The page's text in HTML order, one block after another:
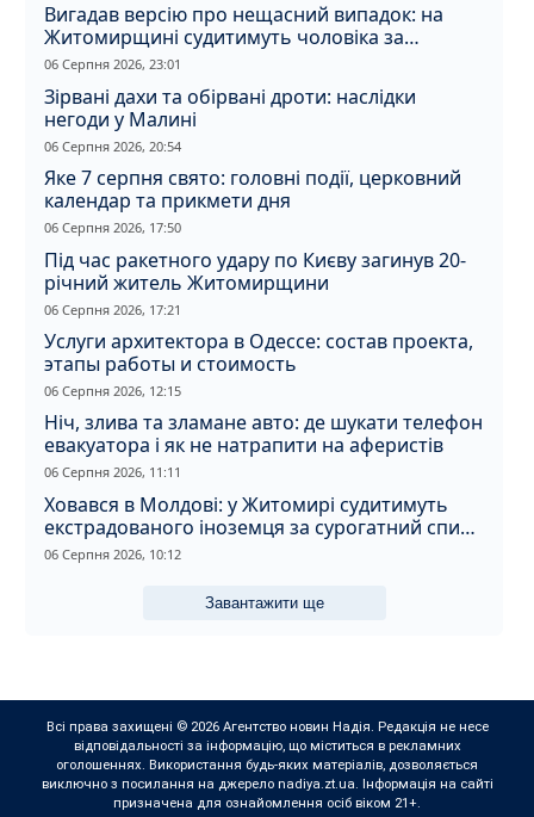
Вигадав версію про нещасний випадок: на
Житомирщині судитимуть чоловіка за
вбивство співмешканки
06 Серпня 2026, 23:01
Зірвані дахи та обірвані дроти: наслідки
негоди у Малині
06 Серпня 2026, 20:54
Яке 7 серпня свято: головні події, церковний
календар та прикмети дня
06 Серпня 2026, 17:50
Під час ракетного удару по Києву загинув 20-
річний житель Житомирщини
06 Серпня 2026, 17:21
Услуги архитектора в Одессе: состав проекта,
этапы работы и стоимость
06 Серпня 2026, 12:15
Ніч, злива та зламане авто: де шукати телефон
евакуатора і як не натрапити на аферистів
06 Серпня 2026, 11:11
Ховався в Молдові: у Житомирі судитимуть
екстрадованого іноземця за сурогатний спирт
і відмивання грошей
06 Серпня 2026, 10:12
Завантажити ще
Всі права захищені © 2026 Агентство новин Надія. Редакція не несе
відповідальності за інформацію, що міститься в рекламних
оголошеннях. Використання будь-яких матеріалів, дозволяється
виключно з посилання на джерело nadiya.zt.ua. Інформація на сайті
призначена для ознайомлення осіб віком 21+.